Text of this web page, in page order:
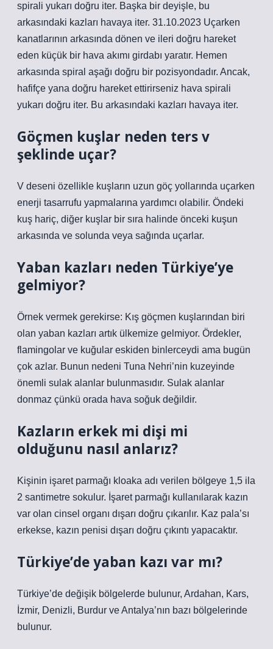
spirali yukarı doğru iter. Başka bir deyişle, bu
arkasındaki kazları havaya iter. 31.10.2023 Uçarken
kanatlarının arkasında dönen ve ileri doğru hareket
eden küçük bir hava akımı girdabı yaratır. Hemen
arkasında spiral aşağı doğru bir pozisyondadır. Ancak,
hafifçe yana doğru hareket ettirirseniz hava spirali
yukarı doğru iter. Bu arkasındaki kazları havaya iter.
Göçmen kuşlar neden ters v
şeklinde uçar?
V deseni özellikle kuşların uzun göç yollarında uçarken
enerji tasarrufu yapmalarına yardımcı olabilir. Öndeki
kuş hariç, diğer kuşlar bir sıra halinde önceki kuşun
arkasında ve solunda veya sağında uçarlar.
Yaban kazları neden Türkiye’ye
gelmiyor?
Örnek vermek gerekirse: Kış göçmen kuşlarından biri
olan yaban kazları artık ülkemize gelmiyor. Ördekler,
flamingolar ve kuğular eskiden binlerceydi ama bugün
çok azlar. Bunun nedeni Tuna Nehri’nin kuzeyinde
önemli sulak alanlar bulunmasıdır. Sulak alanlar
donmaz çünkü orada hava soğuk değildir.
Kazların erkek mi dişi mi
olduğunu nasıl anlarız?
Kişinin işaret parmağı kloaka adı verilen bölgeye 1,5 ila
2 santimetre sokulur. İşaret parmağı kullanılarak kazın
var olan cinsel organı dışarı doğru çıkarılır. Kaz pala’sı
erkekse, kazın penisi dışarı doğru çıkıntı yapacaktır.
Türkiye’de yaban kazı var mı?
Türkiye’de değişik bölgelerde bulunur, Ardahan, Kars,
İzmir, Denizli, Burdur ve Antalya’nın bazı bölgelerinde
bulunur.